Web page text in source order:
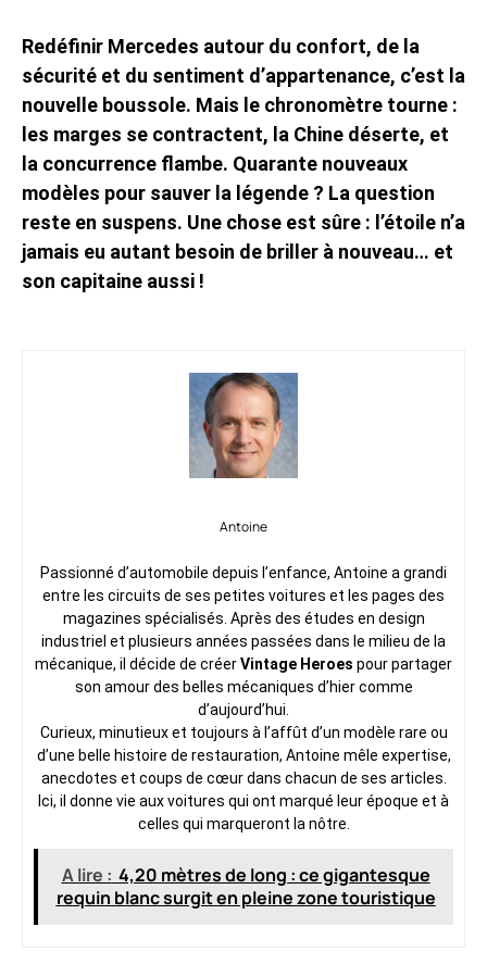
Redéfinir Mercedes autour du confort, de la
sécurité et du sentiment d’appartenance, c’est la
nouvelle boussole. Mais le chronomètre tourne :
les marges se contractent, la Chine déserte, et
la concurrence flambe. Quarante nouveaux
modèles pour sauver la légende ? La question
reste en suspens. Une chose est sûre : l’étoile n’a
jamais eu autant besoin de briller à nouveau… et
son capitaine aussi !
Antoine
Passionné d’automobile depuis l’enfance, Antoine a grandi
entre les circuits de ses petites voitures et les pages des
magazines spécialisés. Après des études en design
industriel et plusieurs années passées dans le milieu de la
mécanique, il décide de créerVintage Heroes pour partager
son amour des belles mécaniques d’hier comme
d’aujourd’hui.
Curieux, minutieux et toujours à l’affût d’un modèle rare ou
d’une belle histoire de restauration, Antoine mêle expertise,
anecdotes et coups de cœur dans chacun de ses articles.
Ici, il donne vie aux voitures qui ont marqué leur époque et à
celles qui marqueront la nôtre.
A lire : 4,20 mètres de long : ce gigantesque
requin blanc surgit en pleine zone touristique